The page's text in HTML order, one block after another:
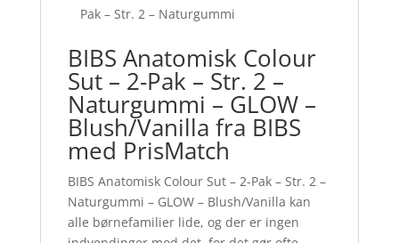
Pak – Str. 2 – Naturgummi
BIBS Anatomisk Colour
Sut – 2-Pak – Str. 2 –
Naturgummi – GLOW –
Blush/Vanilla fra BIBS
med PrisMatch
BIBS Anatomisk Colour Sut – 2-Pak – Str. 2 –
Naturgummi – GLOW – Blush/Vanilla kan
alle børnefamilier lide, og der er ingen